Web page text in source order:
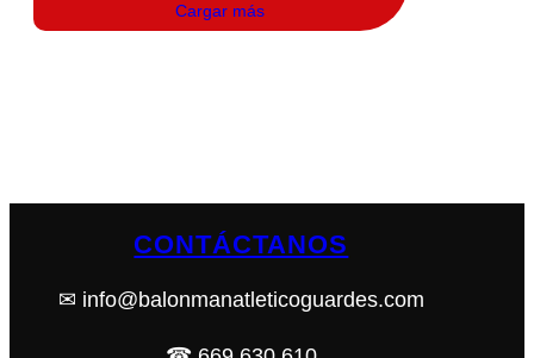
Cargar más
CONTÁCTANOS
✉ info@balonmanatleticoguardes.com